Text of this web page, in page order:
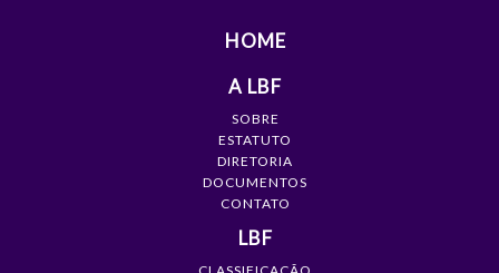
HOME
A LBF
SOBRE
ESTATUTO
DIRETORIA
DOCUMENTOS
CONTATO
LBF